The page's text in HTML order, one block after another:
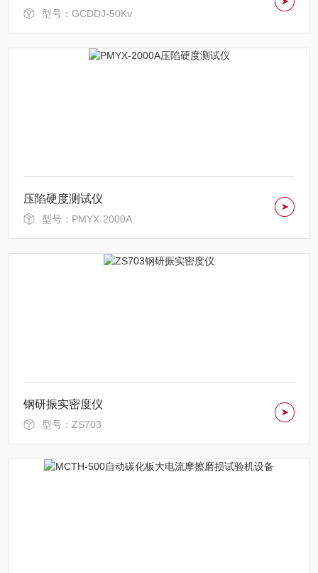
型号：GCDDJ-50Kv
压陷硬度测试仪
型号：PMYX-2000A
钢研振实密度仪
型号：ZS703